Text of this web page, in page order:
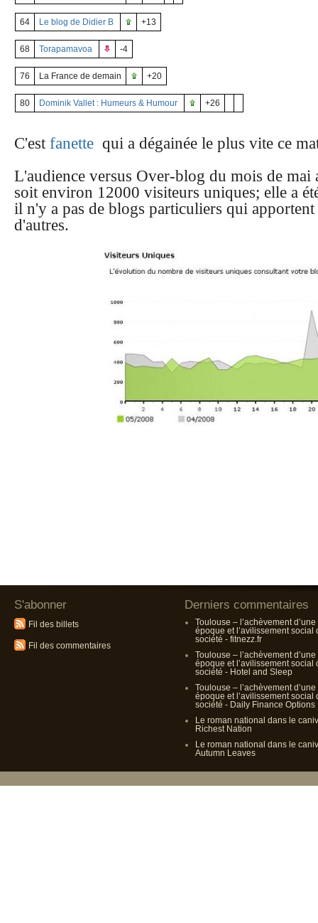
64 Le blog de Didier B +13
68 Torapamavoa -4
76 La France de demain +20
80 Dominik Vallet : Humeurs & Humour +26
C'est fanette qui a dégainée le plus vite ce
L'audience versus Over-blog du mois de
soit environ 12000 visiteurs uniques; elle a
il n'y a pas de blogs particuliers qui
d'autres.
S'abonner
Fil des billets
Fil des commentaires
Derniers commentaires
Toulouse – l’achèvement d’une
époque et l’avilissement social
société - fitnezz.fr
Toulouse – l’achèvement d’une
époque et l’avilissement social
société - Hotel and Sleep
Toulouse – l’achèvement d’une
époque et l’avilissement social
société - Daily Finance Options
Le roman national dans le
Richest Nation
Le roman national dans le
Autumn Leaves